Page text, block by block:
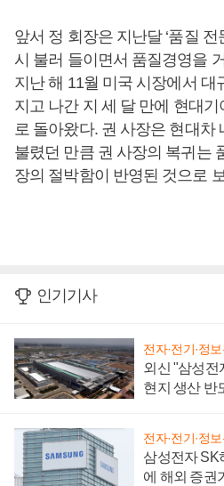
앞서 정 회장은 지난달 ‘품질
시 불러 들이면서 품질경영을
지난 해 11월 미국 시장에서 대
지고 나간 지 세 달 만에 현대
로 돌아왔다. 권 사장은 현대차
불렸던 만큼 권 사장의 복귀는
장의 절박함이 반영된 것으로
인기기사
전자·전기·정
외신 "삼성전
현지 생산 반
전자·전기·정
삼성전자 SK
에 해외 증권